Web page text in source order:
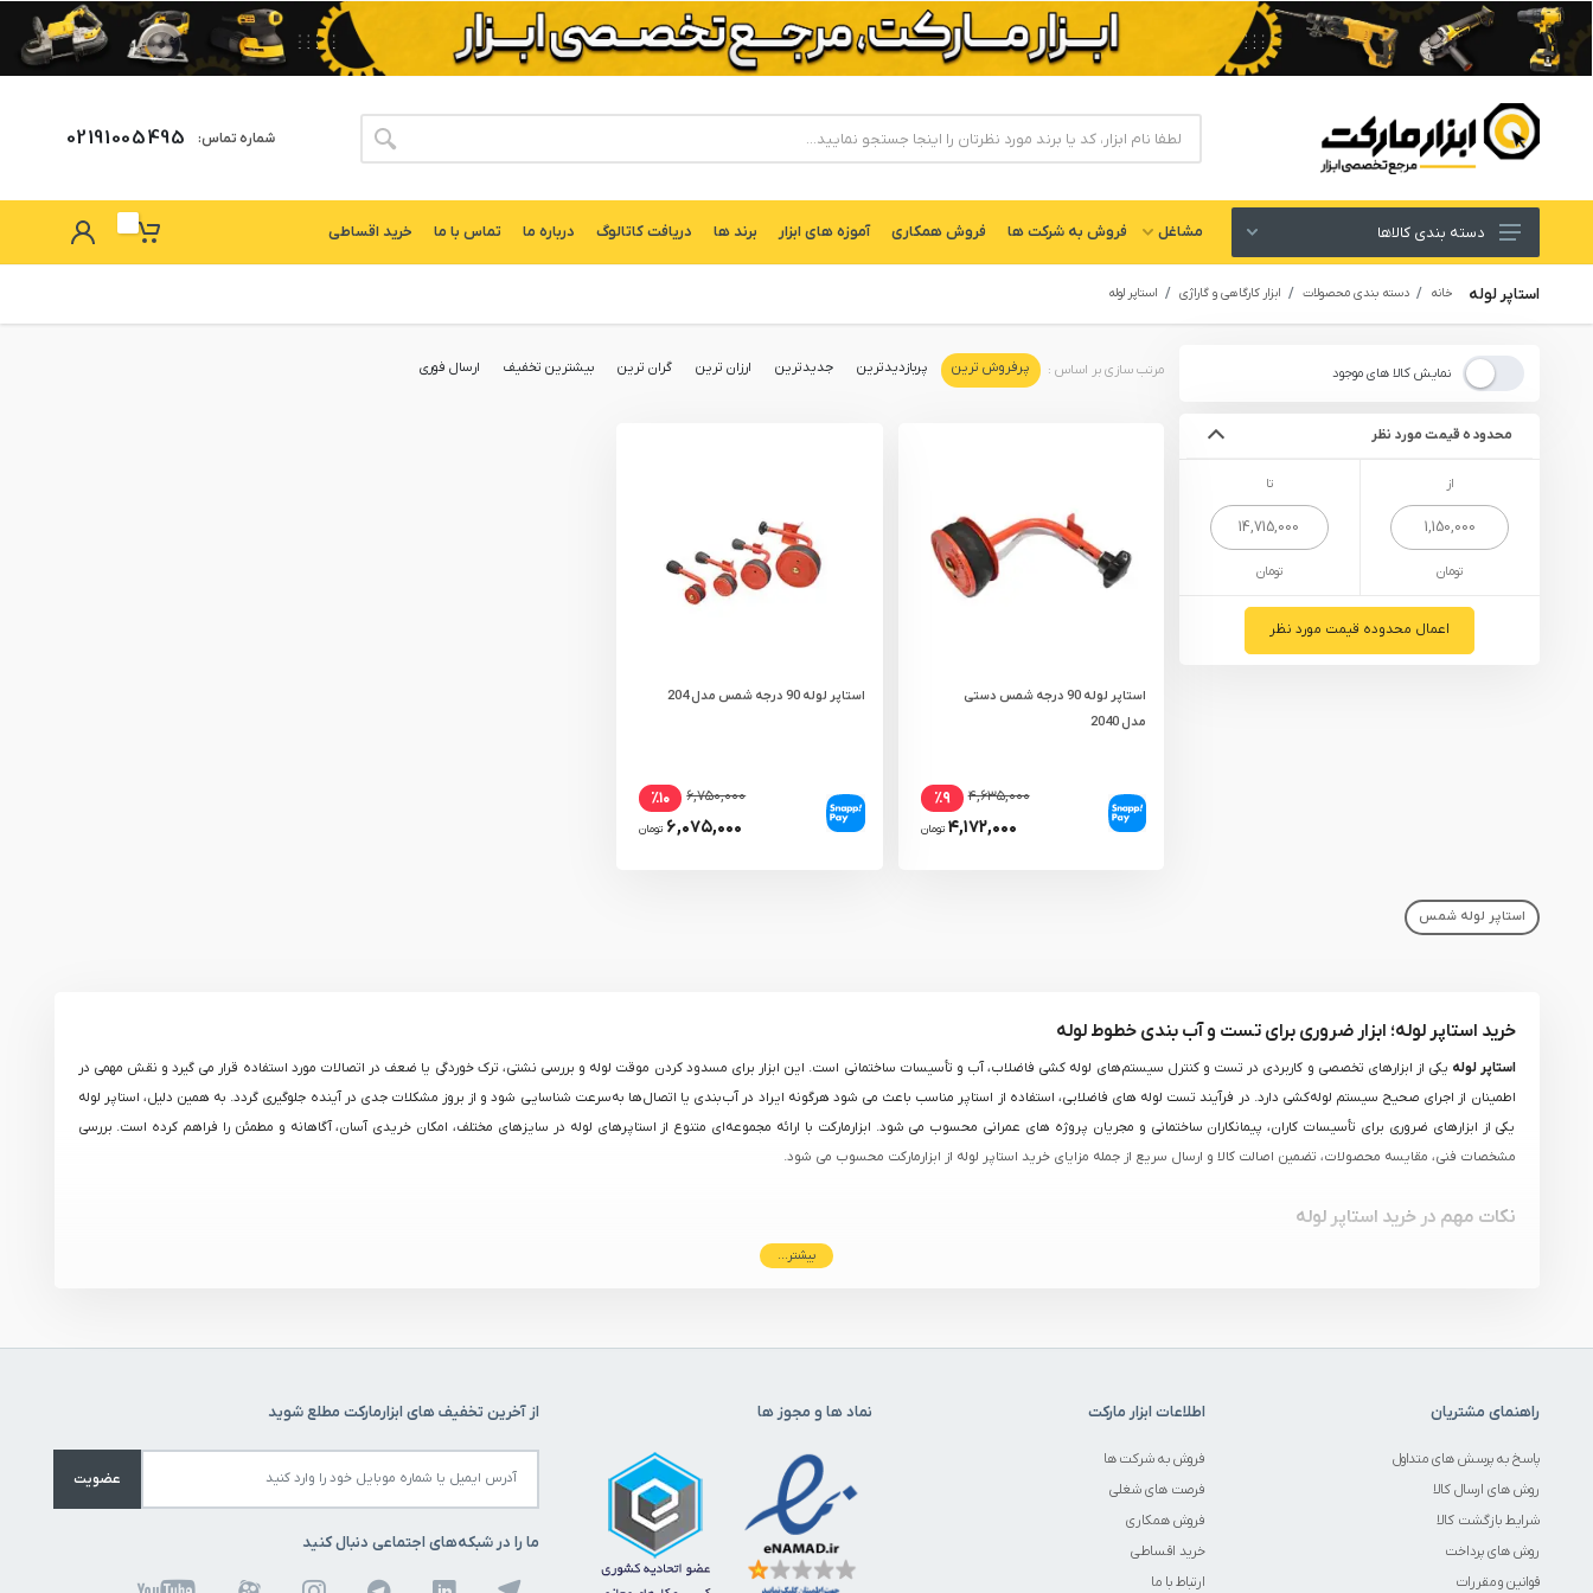
شماره تماس: 02191005495
ابزار های برقی و شارژی
لوازم جانبی ابزار
ابزار های دستی و عمومی
یراق آلات
تجهیزات ایمنی
قطعات یدکی ابزارآلات
دسته بندی کالاها مشاغل فروش به شركت ها فروش همکاری آموزه های ابزار برند ها دریافت کاتالوگ درباره ما تماس با ما خرید اقساطی
استاپر لوله خانه دسته بندی محصولات ابزار کارگاهی و گاراژی استاپر لوله
نمایش کالا های موجود
محدوده قیمت مورد نظر
از
تومان
تا
تومان
اعمال محدوده قیمت مورد نظر
پرفروش ترین پربازدیدترین جدیدترین ارزان ترین گران ترین بیشترین تخفیف ارسال فوری
استاپر لوله 90 درجه شمس دستی
مدل 2040
۴,۶۳۵,۰۰۰ ٪۹
۴,۱۷۲,۰۰۰ تومان
استاپر لوله 90 درجه شمس مدل 204
۶,۷۵۰,۰۰۰ ٪۱۰
۶,۰۷۵,۰۰۰ تومان
استاپر لوله شمس
خرید استاپر لوله؛ ابزار ضروری برای تست و آب‌ بندی خطوط لوله
استاپر لوله یکی از ابزارهای تخصصی و کاربردی در تست و کنترل سیستم‌های لوله‌ کشی فاضلاب، آب و تأسیسات ساختمانی است. این ابزار برای مسدود کردن موقت لوله و بررسی نشتی، ترک‌ خوردگی یا ضعف در اتصالات مورد استفاده قرار می‌ گیرد و نقش مهمی در
اطمینان از اجرای صحیح سیستم لوله‌کشی دارد. در فرآیند تست لوله‌ های فاضلابی، استفاده از استاپر مناسب باعث می‌ شود هرگونه ایراد در آب‌بندی یا اتصال‌ها به‌سرعت شناسایی شود و از بروز مشکلات جدی در آینده جلوگیری گردد. به همین دلیل، استاپر لوله
یکی از ابزارهای ضروری برای تأسیسات‌ کاران، پیمانکاران ساختمانی و مجریان پروژه‌ های عمرانی محسوب می‌ شود. ابزارمارکت با ارائه مجموعه‌ای متنوع از استاپرهای لوله در سایزهای مختلف، امکان خریدی آسان، آگاهانه و مطمئن را فراهم کرده است. بررسی
مشخصات فنی، مقایسه محصولات، تضمین اصالت کالا و ارسال سریع از جمله مزایای خرید استاپر لوله از ابزارمارکت محسوب می‌ شود.
نکات مهم در خرید استاپر لوله
قابلیت آب‌بندی کامل بدون نشتی
برند و استاندارد ساخت محصول
بهترین قیمت استاپر لوله
به عواملی مانند سایز، جنس، نوع کاربرد و برند تولیدکننده بستگی دارد. در ابزارمارکت، امکان مشاهده و مقایسه قیمت انواع استاپر لوله فراهم شده تا بتوانید متناسب با نیاز پروژه خود، بهترین گزینه را انتخاب کنید. برنداستاپر لوله شمس
به‌عنوان یکی از برندهای معتبر بازار ایران، کیفیت ساخت بالا و عملکرد قابل اطمینانی دارد که آن را به انتخابی مناسب برای کاربران حرفه‌ای تبدیل کرده است.
بیشتر...
راهنمای مشتریان
پاسخ به پرسش های متداول
روش های ارسال کالا
شرایط بازگشت کالا
روش های پرداخت
قوانین و مقررات
اطلاعات ابزار مارکت
فروش به شرکت ها
فرصت های شغلی
فروش همکاری
خرید اقساطی
ارتباط با ما
نماد ها و مجوز ها از آخرین تخفیف های ابزارمارکت مطلع شوید
عضویت
ما را در شبکه‌های اجتماعی دنبال کنید